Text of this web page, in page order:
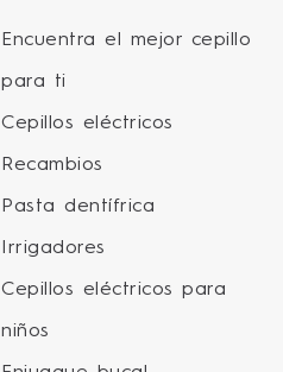
Encuentra el mejor cepillo
para ti
Cepillos eléctricos
Recambios
Pasta dentífrica
Irrigadores
Cepillos eléctricos para
niños